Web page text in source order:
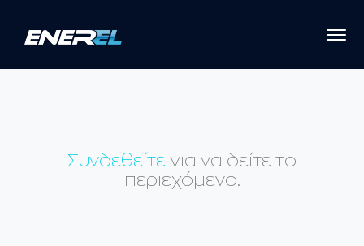
Συνδεθείτε για να δείτε το
περιεχόμενο.